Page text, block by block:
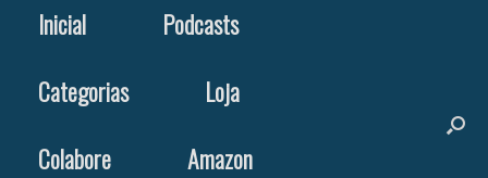
Inicial
Podcasts
Categorias
Loja
Colabore
Amazon